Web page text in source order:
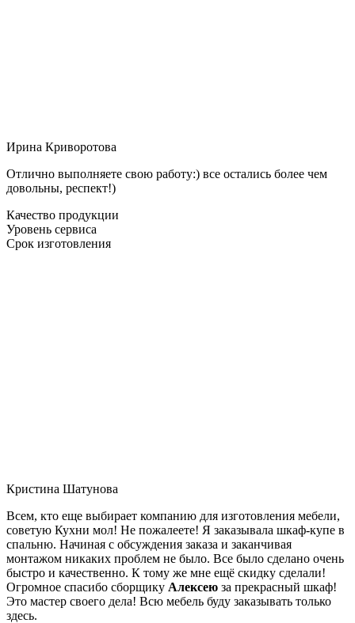
Ирина Криворотова
Отлично выполняете свою работу:) все остались более чем
довольны, респект!)
Качество продукции
Уровень сервиса
Срок изготовления
Кристина Шатунова
Всем, кто еще выбирает компанию для изготовления мебели,
советую Кухни мол! Не пожалеете! Я заказывала шкаф-купе в
спальню. Начиная с обсуждения заказа и заканчивая
монтажом никаких проблем не было. Все было сделано очень
быстро и качественно. К тому же мне ещё скидку сделали!
Огромное спасибо сборщику Алексею за прекрасный шкаф!
Это мастер своего дела! Всю мебель буду заказывать только
здесь.